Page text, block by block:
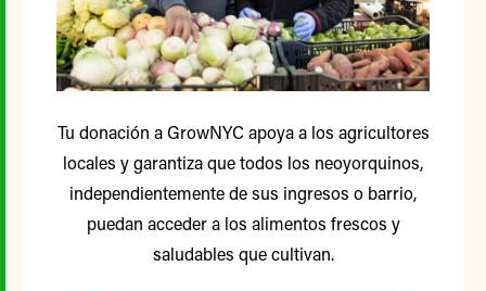
Tu donación a GrowNYC apoya a los agricultores
locales y garantiza que todos los neoyorquinos,
independientemente de sus ingresos o barrio,
puedan acceder a los alimentos frescos y
saludables que cultivan.